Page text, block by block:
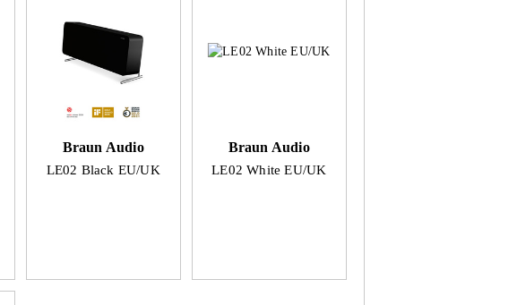
Braun Audio
LE02 Black EU/UK
Braun Audio
LE02 White EU/UK